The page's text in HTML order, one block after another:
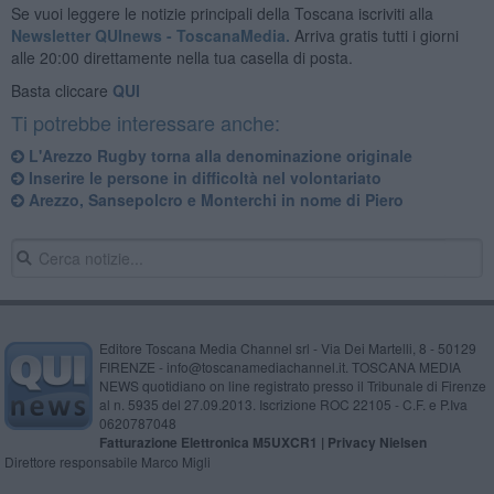
Se vuoi leggere le notizie principali della Toscana iscriviti alla
Newsletter QUInews - ToscanaMedia. Arriva gratis tutti i giorni
alle 20:00 direttamente nella tua casella di posta.
Basta cliccare QUI
Ti potrebbe interessare anche:
L'Arezzo Rugby torna alla denominazione originale
Inserire le persone in difficoltà nel volontariato
Arezzo, Sansepolcro e Monterchi in nome di Piero
Editore Toscana Media Channel srl - Via Dei Martelli, 8 - 50129
FIRENZE - info@toscanamediachannel.it. TOSCANA MEDIA
NEWS quotidiano on line registrato presso il Tribunale di Firenze
al n. 5935 del 27.09.2013. Iscrizione ROC 22105 - C.F. e P.Iva
0620787048
Fatturazione Elettronica M5UXCR1 | Privacy Nielsen
Direttore responsabile Marco Migli